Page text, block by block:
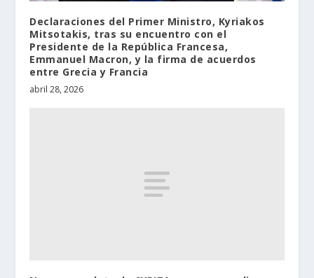
Declaraciones del Primer Ministro, Kyriakos
Mitsotakis, tras su encuentro con el
Presidente de la República Francesa,
Emmanuel Macron, y la firma de acuerdos
entre Grecia y Francia
abril 28, 2026